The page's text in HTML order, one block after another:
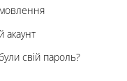
акаунт
свій пароль?